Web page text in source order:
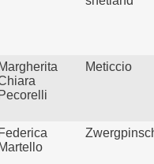
Margherita
Pecorelli
Meticcio
Federica
Martello